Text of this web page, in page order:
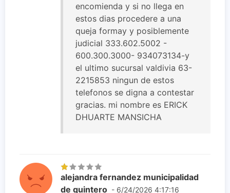
encomienda y si no llega en
estos dias procedere a una
queja formay y posiblemente
judicial 333.602.5002 -
600.300.3000- 934073134-y
el ultimo sucursal valdivia 63-
2215853 ningun de estos
telefonos se digna a contestar
gracias. mi nombre es ERICK
DHUARTE MANSICHA
alejandra fernandez municipalidad
de quintero - 6/24/2026 4:17:16